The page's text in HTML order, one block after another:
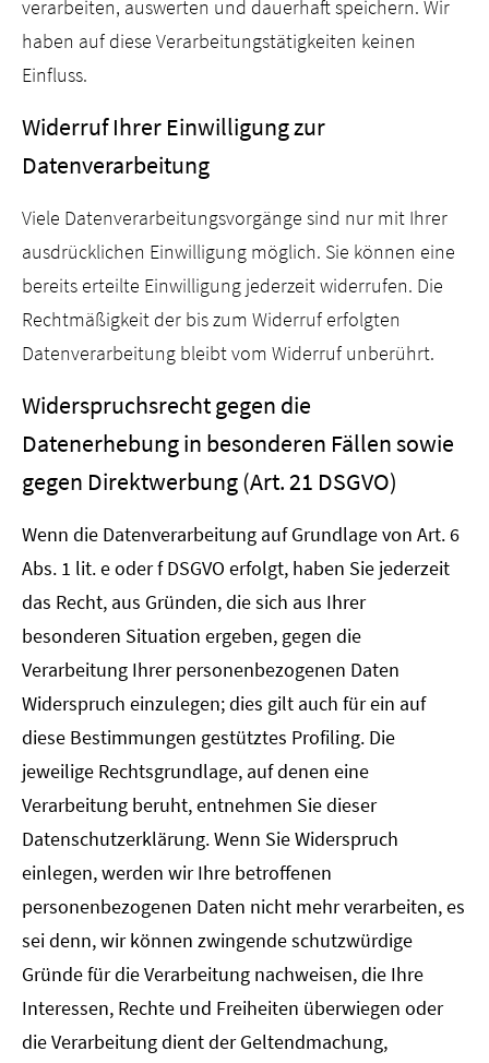
verarbeiten, auswerten und dauerhaft speichern. Wir
haben auf diese Verarbeitungstätigkeiten keinen
Einfluss.
Widerruf Ihrer Einwilligung zur
Datenverarbeitung
Viele Datenverarbeitungsvorgänge sind nur mit Ihrer
ausdrücklichen Einwilligung möglich. Sie können eine
bereits erteilte Einwilligung jederzeit widerrufen. Die
Rechtmäßigkeit der bis zum Widerruf erfolgten
Datenverarbeitung bleibt vom Widerruf unberührt.
Widerspruchsrecht gegen die
Datenerhebung in besonderen Fällen sowie
gegen Direktwerbung (Art. 21 DSGVO)
Wenn die Datenverarbeitung auf Grundlage von Art. 6
Abs. 1 lit. e oder f DSGVO erfolgt, haben Sie jederzeit
das Recht, aus Gründen, die sich aus Ihrer
besonderen Situation ergeben, gegen die
Verarbeitung Ihrer personenbezogenen Daten
Widerspruch einzulegen; dies gilt auch für ein auf
diese Bestimmungen gestütztes Profiling. Die
jeweilige Rechtsgrundlage, auf denen eine
Verarbeitung beruht, entnehmen Sie dieser
Datenschutzerklärung. Wenn Sie Widerspruch
einlegen, werden wir Ihre betroffenen
personenbezogenen Daten nicht mehr verarbeiten, es
sei denn, wir können zwingende schutzwürdige
Gründe für die Verarbeitung nachweisen, die Ihre
Interessen, Rechte und Freiheiten überwiegen oder
die Verarbeitung dient der Geltendmachung,